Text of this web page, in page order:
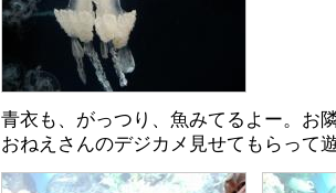
青衣も、がっつり、魚みてるよー。お
おねえさんのデジカメ見せてもらって